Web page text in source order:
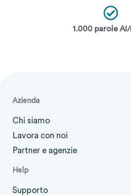
1.000 parole AI/
Azienda
Chi siamo
Lavora con noi
Partner e agenzie
Help
Supporto